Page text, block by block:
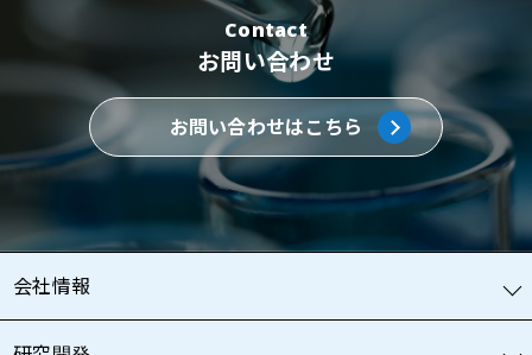
Contact
お問い合わせ
お問い合わせはこちら
会社情報